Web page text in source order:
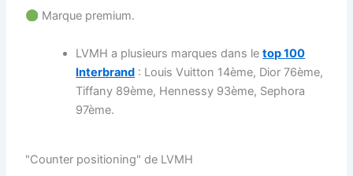
Marque premium.
LVMH a plusieurs marques dans letop 100
Interbrand : Louis Vuitton 14ème, Dior 76ème,
Tiffany 89ème, Hennessy 93ème, Sephora
97ème.
"Counter positioning" de LVMH